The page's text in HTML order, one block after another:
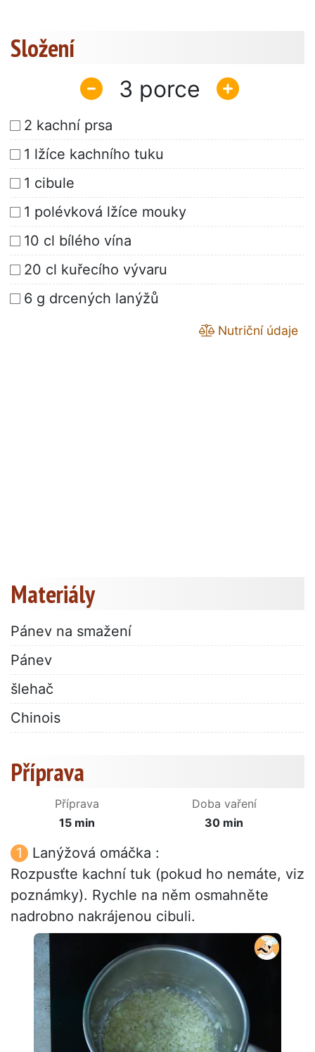
Složení
3
2 kachní prsa
1 lžíce kachního tuku
1 cibule
1 polévková lžíce mouky
10 cl bílého vína
20 cl kuřecího vývaru
6 g drcených lanýžů
Nutriční údaje
Materiály
Pánev na smažení
Pánev
šlehač
Chinois
Příprava
Příprava
15 min
Doba vaření
30 min
Lanýžová omáčka :
Rozpusťte kachní tuk (pokud ho nemáte, viz
poznámky). Rychle na něm osmahněte
nadrobno nakrájenou cibuli.